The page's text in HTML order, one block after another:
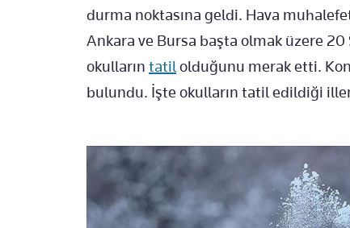
durma noktasına geldi. Hava
Ankara ve Bursa başta olmak üzere
okulların tatilolduğunu merak etti.
bulundu. İşte okulların tatil edildiği